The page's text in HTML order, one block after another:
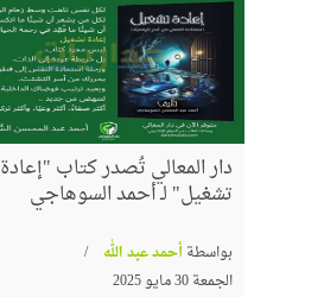
دار المعالي تُصدر كتاب "إعادة
تشغيل" لـ أحمد السوهاجي
بواسطةأحمد عبد الله
الجمعة 30 مايو 2025